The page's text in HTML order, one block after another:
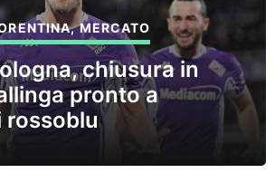
,MERCATO
chiusura in
pronto a
rossoblu